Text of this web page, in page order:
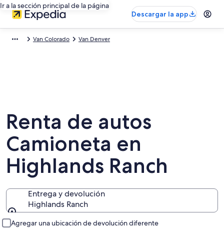
Ir a la sección principal de la página
Descargar la app
Van Colorado Van Denver
Renta de autos
Camioneta en
Highlands Ranch
Entrega y devolución
Highlands Ranch
Agregar una ubicación de devolución diferente